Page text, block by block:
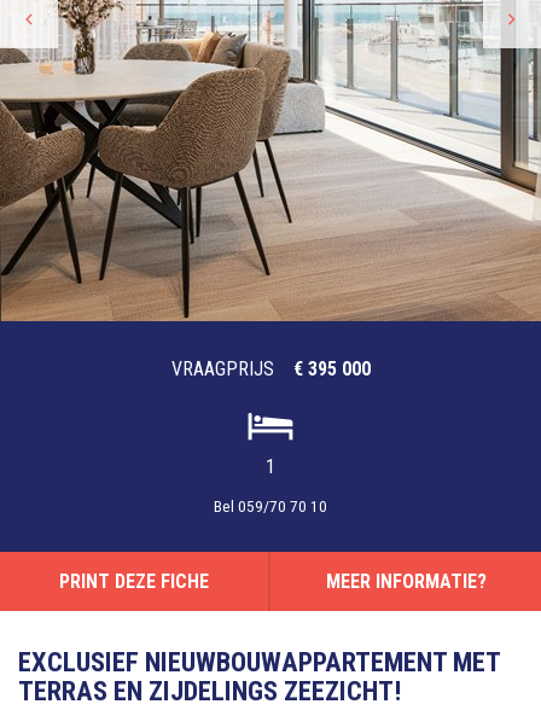
VRAAGPRIJS € 395 000
1
Bel 059/70 70 10
PRINT DEZE FICHE MEER INFORMATIE?
EXCLUSIEF NIEUWBOUWAPPARTEMENT MET
TERRAS EN ZIJDELINGS ZEEZICHT!